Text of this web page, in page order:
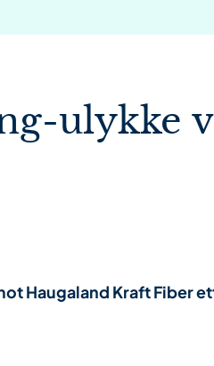
ulykke
Haugaland Kraft Fiber